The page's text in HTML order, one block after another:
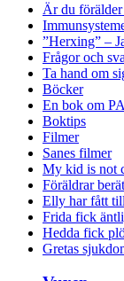
Är du
”Herxing” –
Frågor och
Ta hand om
Böcker
En bok om
Boktips
Filmer
Sanes filmer
My kid is not
Föräldrar
Elly har fått
Frida fick
Hedda fick
Gretas